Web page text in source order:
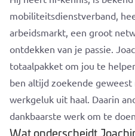
mobiliteitsdienstverband,
arbeidsmarkt, een groot
ontdekken van je passie.
totaalpakket om jou te
ben altijd zoekende
werkgeluk uit haal. Daarin
dankbaarste werk om te
Wat onderscheidt